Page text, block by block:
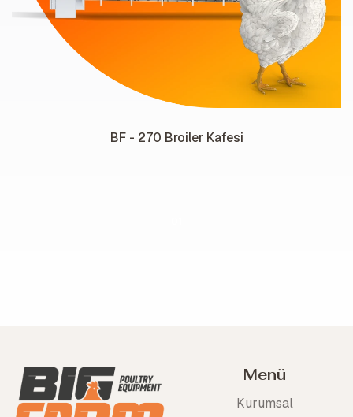
BF - 270 Broiler Kafesi
Menü
Kurumsal